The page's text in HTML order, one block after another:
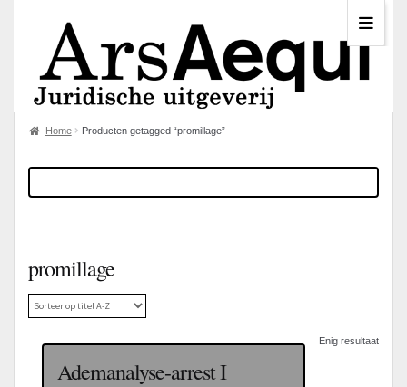
Home Producten getagged “promillage”
promillage
Enig resultaat
Ademanalyse-arrest I